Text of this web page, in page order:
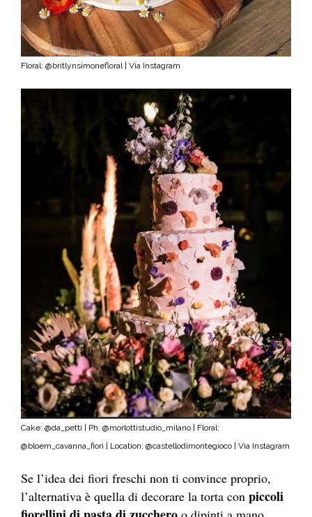
Floral: @britlynsimonefloral | Via Instagram
Cake: @da_petti | Ph. @morlottistudio_milano | Floral:
@bloem_cavanna_fiori | Location: @castellodimontegioco | Via Instagram
Se l’idea dei fiori freschi non ti convince proprio,
l’alternativa è quella di decorare la torta con piccoli